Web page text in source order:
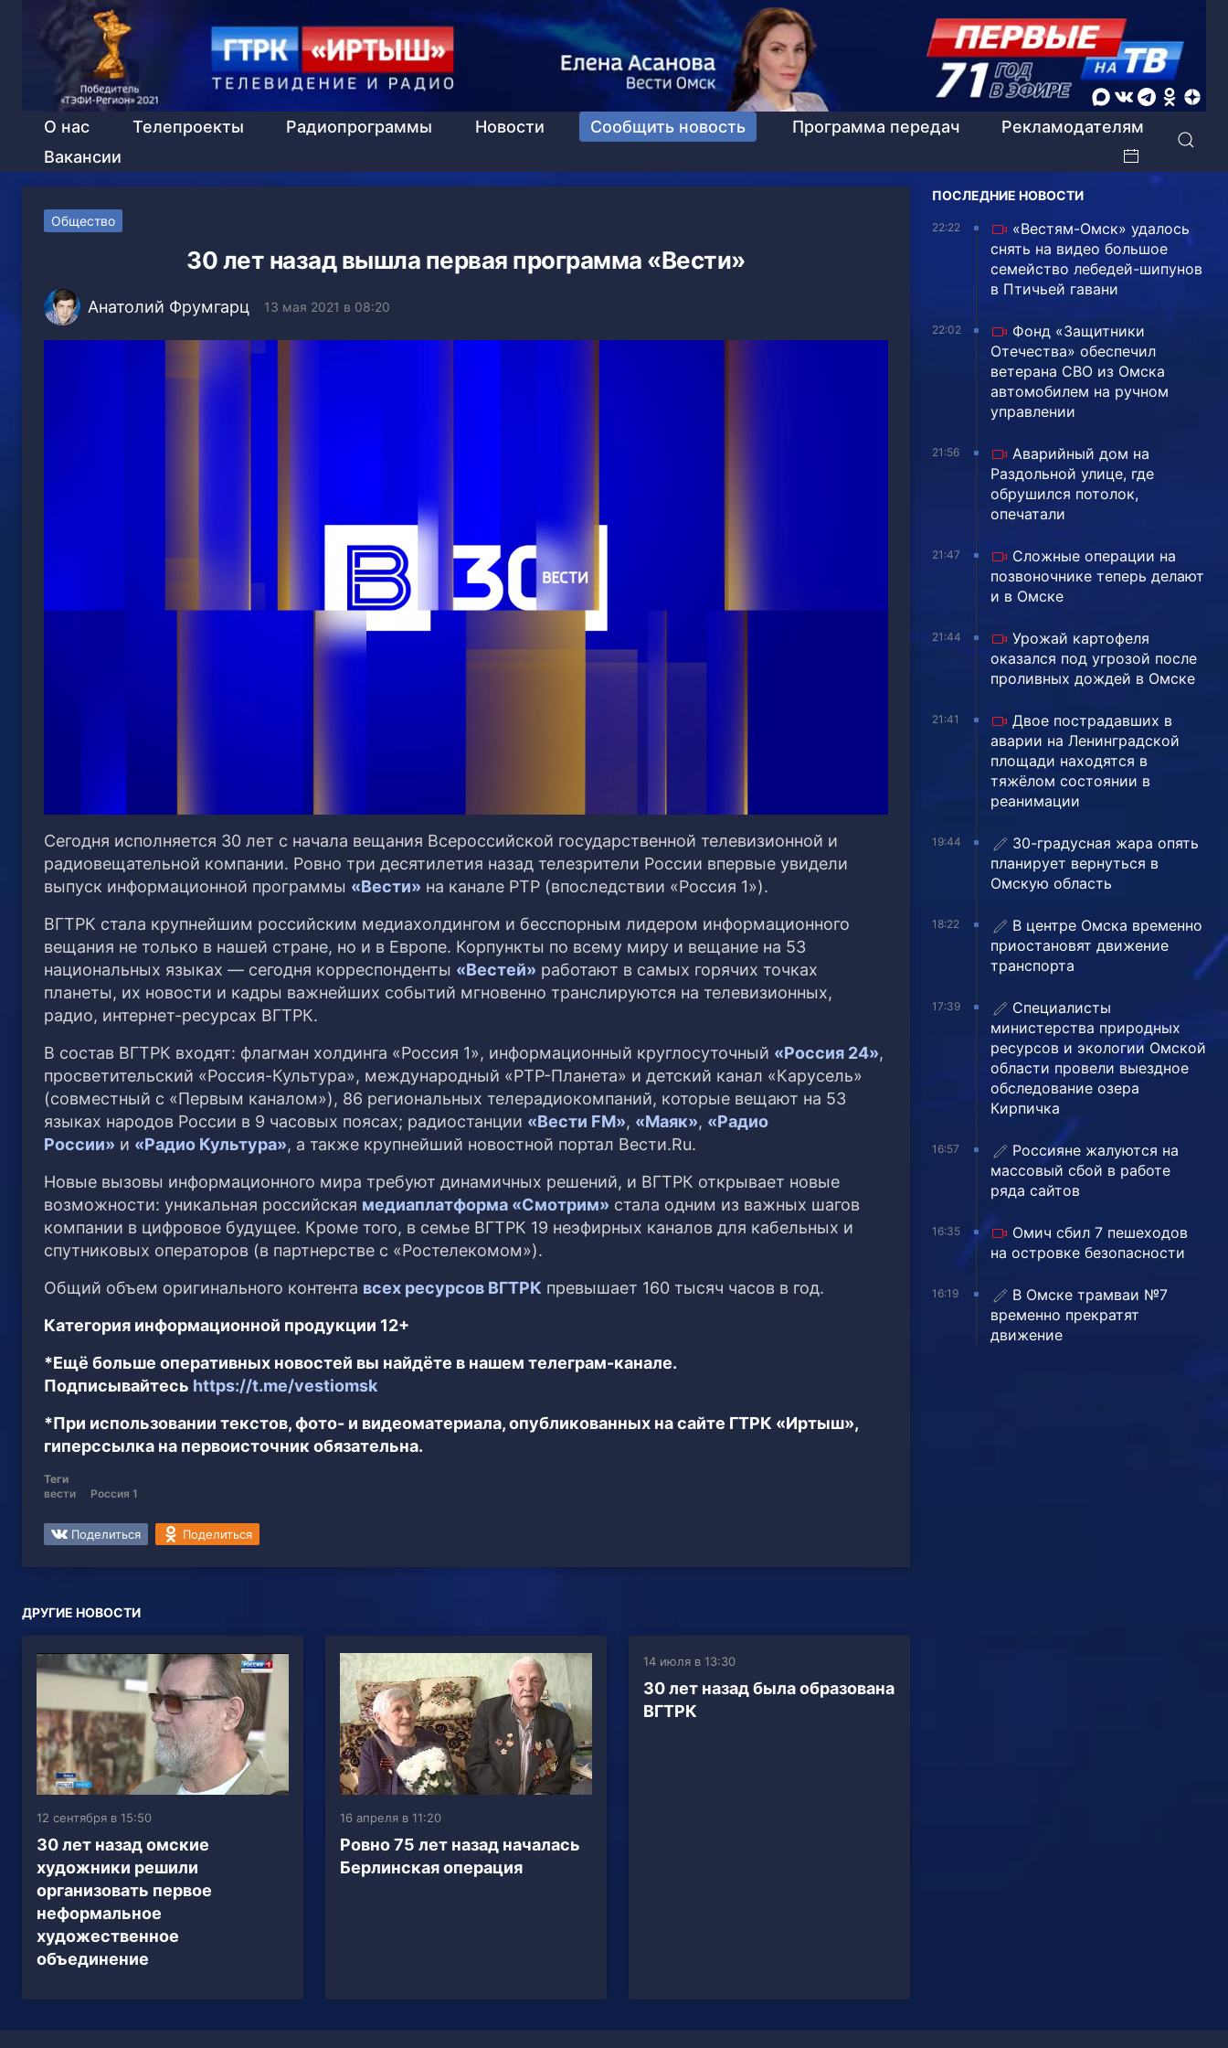
О нас Телепроекты Радиопрограммы Новости Сообщить новость Программа передач
Рекламодателям
Вакансии
Общество
30 лет назад вышла первая программа «Вести»
Анатолий Фрумгарц 13 мая 2021 в 08:20
Сегодня исполняется 30 лет с начала вещания Всероссийской государственной телевизионной и
радиовещательной компании. Ровно три десятилетия назад телезрители России впервые увидели
выпуск информационной программы «Вести» на канале РТР (впоследствии «Россия 1»).
ВГТРК стала крупнейшим российским медиахолдингом и бесспорным лидером информационного
вещания не только в нашей стране, но и в Европе. Корпункты по всему миру и вещание на 53
национальных языках — сегодня корреспонденты «Вестей» работают в самых горячих точках
планеты, их новости и кадры важнейших событий мгновенно транслируются на телевизионных,
радио, интернет-ресурсах ВГТРК.
В состав ВГТРК входят: флагман холдинга «Россия 1», информационный круглосуточный «Россия 24»,
просветительский «Россия-Культура», международный «РТР-Планета» и детский канал «Карусель»
(совместный с «Первым каналом»), 86 региональных телерадиокомпаний, которые вещают на 53
языках народов России в 9 часовых поясах; радиостанции «Вести FM», «Маяк», «Радио
России» и «Радио Культура», а также крупнейший новостной портал Вести.Ru.
Новые вызовы информационного мира требуют динамичных решений, и ВГТРК открывает новые
возможности: уникальная российская медиаплатформа «Смотрим» стала одним из важных шагов
компании в цифровое будущее. Кроме того, в семье ВГТРК 19 неэфирных каналов для кабельных и
спутниковых операторов (в партнерстве с «Ростелекомом»).
Общий объем оригинального контента всех ресурсов ВГТРК превышает 160 тысяч часов в год.
Категория информационной продукции 12+
*Ещё больше оперативных новостей вы найдёте в нашем телеграм-канале.
Подписывайтесь https://t.me/vestiomsk
*При использовании текстов, фото- и видеоматериала, опубликованных на сайте ГТРК «Иртыш»,
гиперссылка на первоисточник обязательна.
Теги
вести
Россия 1
Поделиться Поделиться
ДРУГИЕ НОВОСТИ
12 сентября в 15:50
30 лет назад омские
художники решили
организовать первое
неформальное
художественное
объединение
16 апреля в 11:20
Ровно 75 лет назад началась
Берлинская операция
14 июля в 13:30
30 лет назад была образована
ВГТРК
ПОСЛЕДНИЕ НОВОСТИ
22:22
«Вестям-Омск» удалось
снять на видео большое
семейство лебедей-шипунов
в Птичьей гавани
22:02
Фонд «Защитники
Отечества» обеспечил
ветерана СВО из Омска
автомобилем на ручном
управлении
21:56
Аварийный дом на
Раздольной улице, где
обрушился потолок,
опечатали
21:47
Сложные операции на
позвоночнике теперь делают
и в Омске
21:44
Урожай картофеля
оказался под угрозой после
проливных дождей в Омске
21:41
Двое пострадавших в
аварии на Ленинградской
площади находятся в
тяжёлом состоянии в
реанимации
19:44
30-градусная жара опять
планирует вернуться в
Омскую область
18:22
В центре Омска временно
приостановят движение
транспорта
17:39
Специалисты
министерства природных
ресурсов и экологии Омской
области провели выездное
обследование озера
Кирпичка
16:57
Россияне жалуются на
массовый сбой в работе
ряда сайтов
16:35
Омич сбил 7 пешеходов
на островке безопасности
16:19
В Омске трамваи №7
временно прекратят
движение